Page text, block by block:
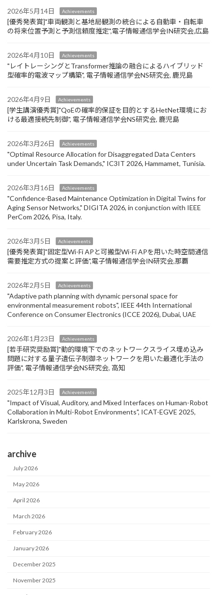
2026年5月14日 Achievements
[優秀発表賞]"車両観測と基地局観測の統合による自動車・自転車
の将来位置予測と予測信頼度推定",電子情報通信学会IN研究会,広島
2026年4月10日 Achievements
"レイトレーシングとTransformer推論の融合によるハイブリッド
型確率的電波マップ構築", 電子情報通信学会NS研究会, 鹿児島
2026年4月9日 Achievements
[学生講演優秀賞]"QoEの確率的保証を目的とするHetNet環境にお
ける最適接続先制御", 電子情報通信学会NS研究会, 鹿児島
2026年3月26日 Achievements
"Optimal Resource Allocation for Disaggregated Data Centers
under Uncertain Task Demands​," IC3IT 2026, Hammamet, Tunisia.
2026年3月16日 Achievements
"Confidence-Based Maintenance Optimization in Digital Twins for
Aging Sensor Networks," DIGITA 2026, in conjunction with IEEE
PerCom 2026, Pisa, Italy.
2026年3月5日 Achievements
[優秀発表賞]"固定型Wi-Fi APと可搬型Wi-Fi APを用いた時空間通信
需要推定方式の提案と評価",電子情報通信学会IN研究会,那覇
2026年2月5日 Achievements
"Adaptive path planning with dynamic personal space for
environmental measurement robots", IEEE 44th International
Conference on Consumer Electronics (ICCE 2026), Dubai, UAE
2026年1月23日 Achievements
[若手研究奨励賞]"動的環境下でのネットワークスライス埋め込み
問題に対する量子遺伝子制御ネットワークを用いた最適化手法の
評価", 電子情報通信学会NS研究会, 高知
2025年12月3日 Achievements
"Impact of Visual, Auditory, and Mixed Interfaces on Human-Robot
Collaboration in Multi-Robot Environments", ICAT-EGVE 2025,
Karlskrona, Sweden
archive
July 2026
May 2026
April 2026
March 2026
February 2026
January 2026
December 2025
November 2025